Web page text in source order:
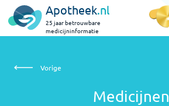
Apotheek.nl
25 jaar betrouwbare
medicijninformatie
Vorige
Medicijnen